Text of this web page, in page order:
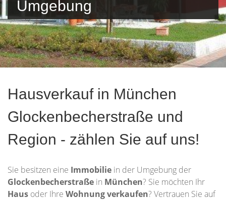
Umgebung
Hausverkauf in München
Glockenbecherstraße und
Region - zählen Sie auf uns!
Sie besitzen eine Immobilie in der Umgebung der
Glockenbecherstraße in München? Sie möchten Ihr
Haus oder Ihre Wohnungverkaufen? Vertrauen Sie auf